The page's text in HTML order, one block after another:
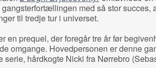
med så stor succes,
til tredje tur i universet.
en prequel, der foregår tre år før
omgange. Hovedpersonen er denne
serie, hårdkogte Nicki fra Nørrebro